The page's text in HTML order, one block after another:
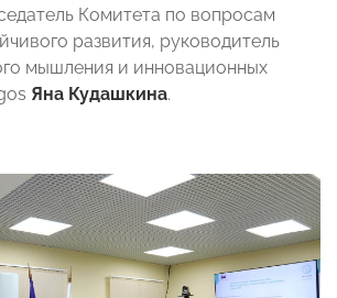
Комитета по вопросам
развития, руководитель
мышления и инновационных
Яна Кудашкина.